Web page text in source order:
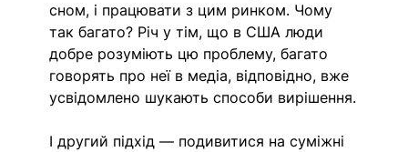
сном, і працювати з цим ринком. Чому
так багато? Річ у тім, що в США люди
добре розуміють цю проблему, багато
говорять про неї в медіа, відповідно, вже
усвідомлено шукають способи вирішення.
І другий підхід — подивитися на суміжні